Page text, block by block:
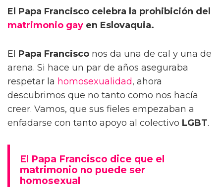
El Papa Francisco celebra la prohibición del
matrimonio gay en Eslovaquia.
El Papa Francisco nos da una de cal y una de
arena. Si hace un par de años aseguraba
respetar la homosexualidad, ahora
descubrimos que no tanto como nos hacía
creer. Vamos, que sus fieles empezaban a
enfadarse con tanto apoyo al colectivo LGBT.
El Papa Francisco dice que el
matrimonio no puede ser
homosexual